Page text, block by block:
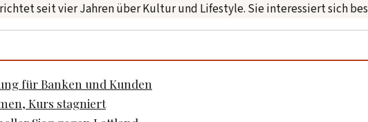
seit vier Jahren über Kultur und Lifestyle. Sie interessiert sich
für Banken und Kunden
Kurs stagniert